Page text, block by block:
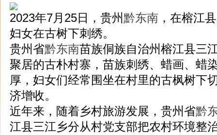
2023年7月25日，贵州黔东南 ，在榕江
妇女在古树下刺绣。
贵州省黔东南苗族侗族自治州榕江县三
聚居的古朴村寨，苗族刺绣、蜡画、蜡
厚，妇女们经常围坐在村里的古枫树下
济增收。
近年来，随着乡村旅游发展，贵州省黔
江县三江乡分从村党支部把农村环境整